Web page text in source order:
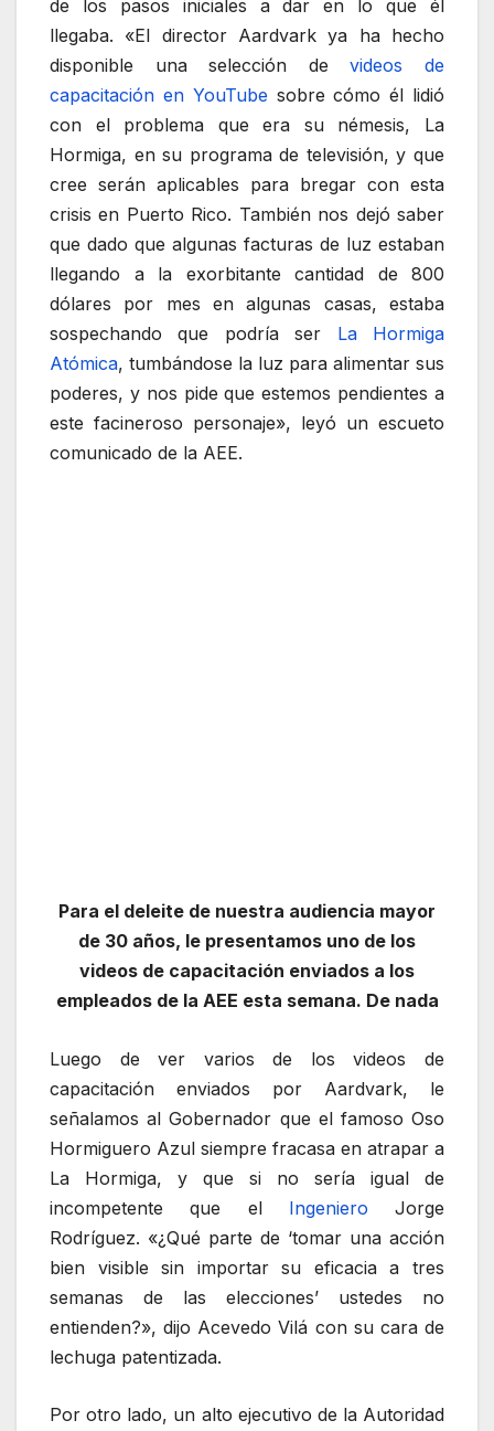
de los pasos iniciales a dar en lo que él
llegaba. «El director Aardvark ya ha hecho
disponible una selección devideos de
capacitación en YouTube sobre cómo él lidió
con el problema que era su némesis, La
Hormiga, en su programa de televisión, y que
cree serán aplicables para bregar con esta
crisis en Puerto Rico. También nos dejó saber
que dado que algunas facturas de luz estaban
llegando a la exorbitante cantidad de 800
dólares por mes en algunas casas, estaba
sospechando que podría ser La Hormiga
Atómica, tumbándose la luz para alimentar sus
poderes, y nos pide que estemos pendientes a
este facineroso personaje», leyó un escueto
comunicado de la AEE.
Para el deleite de nuestra audiencia mayor
de 30 años, le presentamos uno de los
videos de capacitación enviados a los
empleados de la AEE esta semana. De nada
Luego de ver varios de los videos de
capacitación enviados por Aardvark, le
señalamos al Gobernador que el famoso Oso
Hormiguero Azul siempre fracasa en atrapar a
La Hormiga, y que si no sería igual de
incompetente que el Ingeniero Jorge
Rodríguez. «¿Qué parte de ‘tomar una acción
bien visible sin importar su eficacia a tres
semanas de las elecciones’ ustedes no
entienden?», dijo Acevedo Vilá con su cara de
lechuga patentizada.
Por otro lado, un alto ejecutivo de la Autoridad